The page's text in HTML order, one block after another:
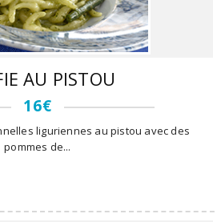
AU PISTOU
16€
liguriennes au pistou avec des
pommes de...